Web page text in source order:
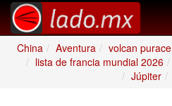
China
Aventura volcan purace
lista de francia mundial 2026
Júpiter